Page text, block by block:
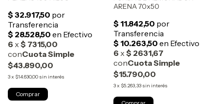
$43.890,00
3x $14.630,00 sin interés
Comprar
ARENA 70x50
$15.790,00
3x $5.263,33 sin interés